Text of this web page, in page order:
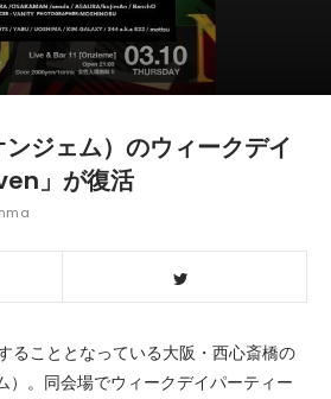
ジェム）のウィークデイ
」が復活
ることとなっている大阪・西心斎橋の
）。同会場でウィークデイパーティー